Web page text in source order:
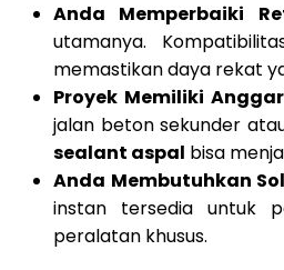
Anda Memperbaiki
utamanya.
memastikan daya rekat
Proyek Memiliki
jalan beton sekunder
sealant aspal bisa
Anda Membutuhkan
instan tersedia untuk
peralatan khusus.